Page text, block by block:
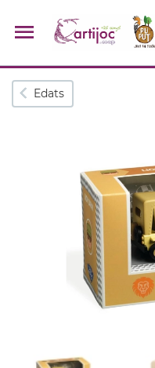
Cerques populars
Edats